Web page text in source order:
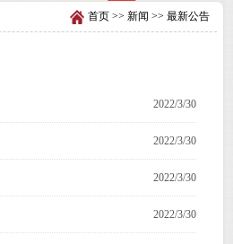
首页>> 新闻 >> 最新公告
2022/3/30
2022/3/30
2022/3/30
2022/3/30